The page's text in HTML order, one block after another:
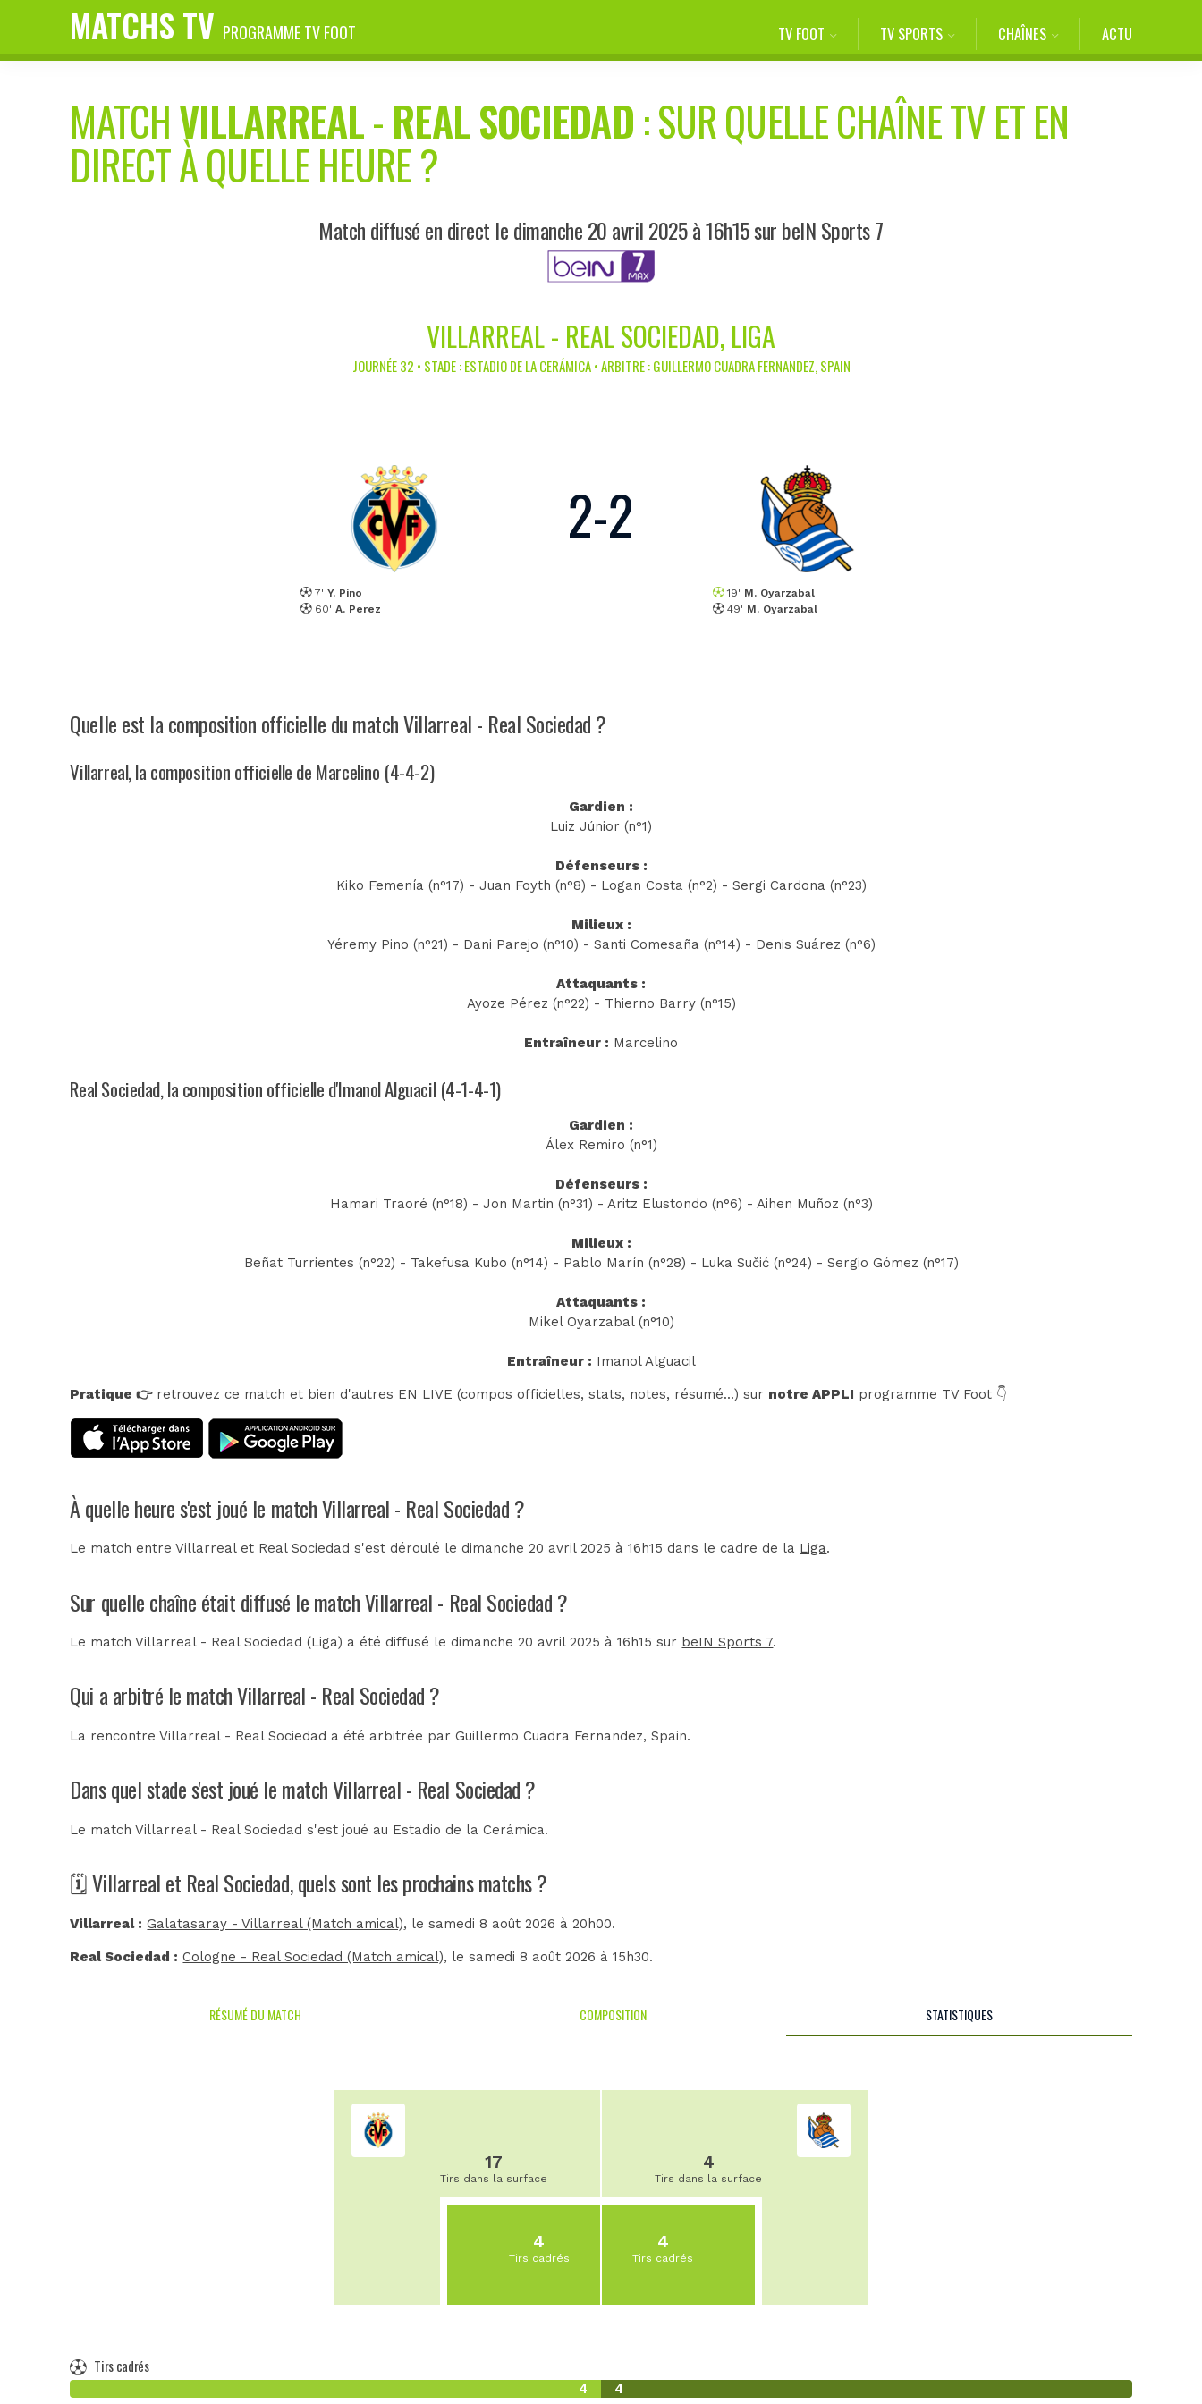
MATCHS TV PROGRAMME TV FOOT TV FOOT TV SPORTS CHAÎNES ACTU
MATCHVILLARREAL-REAL SOCIEDAD: SUR QUELLE CHAÎNE TV ET EN
DIRECT À QUELLE HEURE ?
Match diffusé en direct le dimanche 20 avril 2025 à 16h15 sur beIN Sports 7
VILLARREAL - REAL SOCIEDAD, LIGA
JOURNÉE 32 • STADE : ESTADIO DE LA CERÁMICA • ARBITRE : GUILLERMO CUADRA FERNANDEZ, SPAIN
7' Y. Pino
60' A. Perez
2-2
19' M. Oyarzabal
49' M. Oyarzabal
Quelle est la composition officielle du match Villarreal - Real Sociedad ?
Villarreal, la composition officielle de Marcelino (4-4-2)
Gardien :
Luiz Júnior (n°1)
Défenseurs :
Kiko Femenía (n°17) - Juan Foyth (n°8) - Logan Costa (n°2) - Sergi Cardona (n°23)
Milieux :
Yéremy Pino (n°21) - Dani Parejo (n°10) - Santi Comesaña (n°14) - Denis Suárez (n°6)
Attaquants :
Ayoze Pérez (n°22) - Thierno Barry (n°15)
Entraîneur : Marcelino
Real Sociedad, la composition officielle d'Imanol Alguacil (4-1-4-1)
Gardien :
Álex Remiro (n°1)
Défenseurs :
Hamari Traoré (n°18) - Jon Martin (n°31) - Aritz Elustondo (n°6) - Aihen Muñoz (n°3)
Milieux :
Beñat Turrientes (n°22) - Takefusa Kubo (n°14) - Pablo Marín (n°28) - Luka Sučić (n°24) - Sergio Gómez (n°17)
Attaquants :
Mikel Oyarzabal (n°10)
Entraîneur : Imanol Alguacil
Pratique 👉retrouvez ce match et bien d'autres EN LIVE (compos officielles, stats, notes, résumé...) sur notre APPLI programme TV Foot 👇
À quelle heure s'est joué le match Villarreal - Real Sociedad ?
Le match entre Villarreal et Real Sociedad s'est déroulé le dimanche 20 avril 2025 à 16h15 dans le cadre de la Liga.
Sur quelle chaîne était diffusé le match Villarreal - Real Sociedad ?
Le match Villarreal - Real Sociedad (Liga) a été diffusé le dimanche 20 avril 2025 à 16h15 sur beIN Sports 7.
Qui a arbitré le match Villarreal - Real Sociedad ?
La rencontre Villarreal - Real Sociedad a été arbitrée parGuillermo Cuadra Fernandez, Spain.
Dans quel stade s'est joué le match Villarreal - Real Sociedad ?
Le match Villarreal - Real Sociedad s'est joué au Estadio de la Cerámica.
🗓️ Villarreal et Real Sociedad, quels sont les prochains matchs ?
Villarreal : Galatasaray - Villarreal (Match amical), le samedi 8 août 2026 à 20h00.
Real Sociedad : Cologne - Real Sociedad (Match amical), le samedi 8 août 2026 à 15h30.
RÉSUMÉ DU MATCH COMPOSITION STATISTIQUES
17
Tirs dans la surface
4
Tirs cadrés
4
Tirs dans la surface
4
Tirs cadrés
Tirs cadrés
4 4